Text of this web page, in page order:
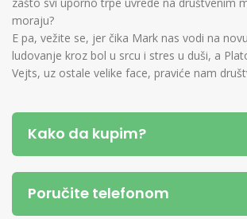
moraju?
E pa, vežite se, jer čika Mark nas vodi na
ludovanje kroz bol u srcu i stres u duši, a
Vejts, uz ostale velike face, praviće nam
Kako da kupim?
Poručite telefonom